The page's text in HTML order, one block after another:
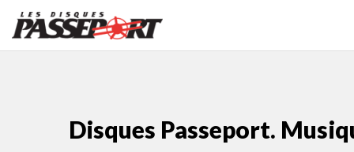
Disques Passeport.